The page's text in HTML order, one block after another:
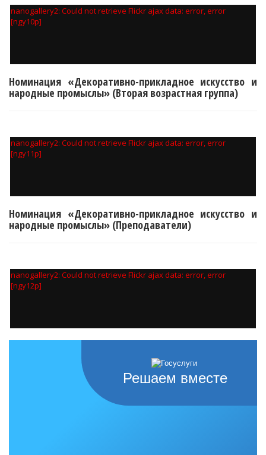
nanogallery2: Could not retrieve Flickr ajax data: error, error
[ngy10p]
Номинация «Декоративно-прикладное искусство и
народные промыслы» (Вторая возрастная группа)
nanogallery2: Could not retrieve Flickr ajax data: error, error
[ngy11p]
Номинация «Декоративно-прикладное искусство и
народные промыслы» (Преподаватели)
nanogallery2: Could not retrieve Flickr ajax data: error, error
[ngy12p]
Решаем вместе